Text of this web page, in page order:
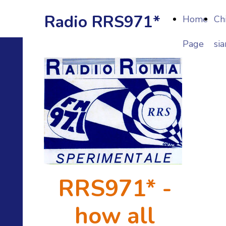
Home
Page
Radio RRS971*
RRS971* -
how all